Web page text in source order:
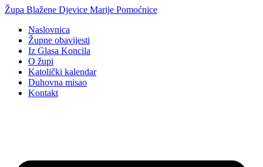
Idi
sadržaj
Župa Blažene Djevice Marije Pomoćnice
Naslovnica
Župne obavijesti
Iz Glasa Koncila
O župi
Katolički kalendar
Duhovna misao
Kontakt